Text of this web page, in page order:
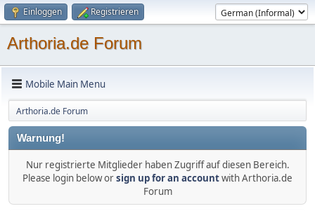
Einloggen Registrieren
Arthoria.de Forum
Mobile Main Menu
Arthoria.de Forum
Warnung!
Nur registrierte Mitglieder haben Zugriff auf diesen Bereich.
Please login below orsign up for an accountwith Arthoria.de
Forum